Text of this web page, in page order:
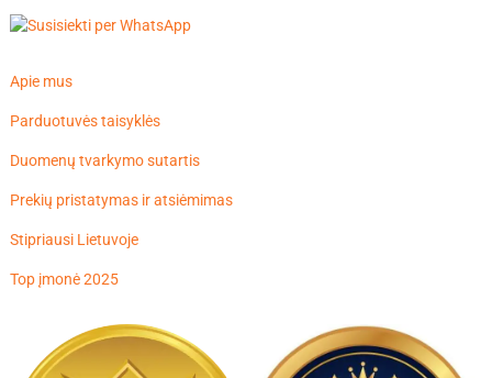
Apie mus
Parduotuvės taisyklės
Duomenų tvarkymo sutartis
Prekių pristatymas ir atsiėmimas
Stipriausi Lietuvoje
Top įmonė 2025